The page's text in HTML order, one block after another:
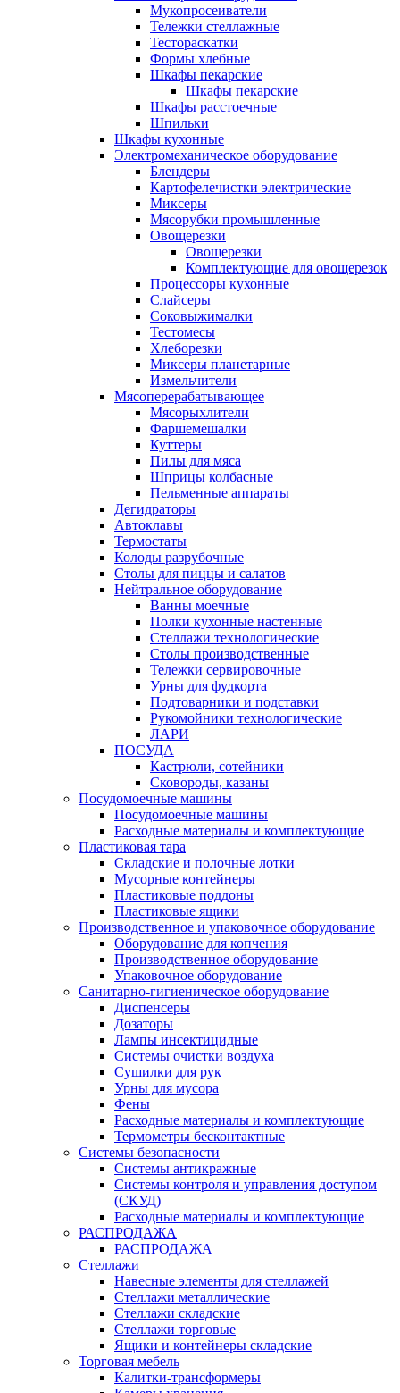
Мукопросеиватели
Тележки стеллажные
Тестораскатки
Формы хлебные
Шкафы пекарские
Шкафы пекарские
Шкафы расстоечные
Шпильки
Шкафы кухонные
Электромеханическое оборудование
Блендеры
Картофелечистки электрические
Миксеры
Мясорубки промышленные
Овощерезки
Овощерезки
Комплектующие для овощерезок
Процессоры кухонные
Слайсеры
Соковыжималки
Тестомесы
Хлеборезки
Миксеры планетарные
Измельчители
Мясоперерабатывающее
Мясорыхлители
Фаршемешалки
Куттеры
Пилы для мяса
Шприцы колбасные
Пельменные аппараты
Дегидраторы
Автоклавы
Термостаты
Колоды разрубочные
Столы для пиццы и салатов
Нейтральное оборудование
Ванны моечные
Полки кухонные настенные
Стеллажи технологические
Столы производственные
Тележки сервировочные
Урны для фудкорта
Подтоварники и подставки
Рукомойники технологические
ЛАРИ
ПОСУДА
Кастрюли, сотейники
Сковороды, казаны
Посудомоечные машины
Посудомоечные машины
Расходные материалы и комплектующие
Пластиковая тара
Складские и полочные лотки
Мусорные контейнеры
Пластиковые поддоны
Пластиковые ящики
Производственное и упаковочное оборудование
Оборудование для копчения
Производственное оборудование
Упаковочное оборудование
Санитарно-гигиеническое оборудование
Диспенсеры
Дозаторы
Лампы инсектицидные
Системы очистки воздуха
Сушилки для рук
Урны для мусора
Фены
Расходные материалы и комплектующие
Термометры бесконтактные
Системы безопасности
Системы антикражные
Системы контроля и управления доступом
(СКУД)
Расходные материалы и комплектующие
РАСПРОДАЖА
РАСПРОДАЖА
Стеллажи
Навесные элементы для стеллажей
Стеллажи металлические
Стеллажи складские
Стеллажи торговые
Ящики и контейнеры складские
Торговая мебель
Калитки-трансформеры